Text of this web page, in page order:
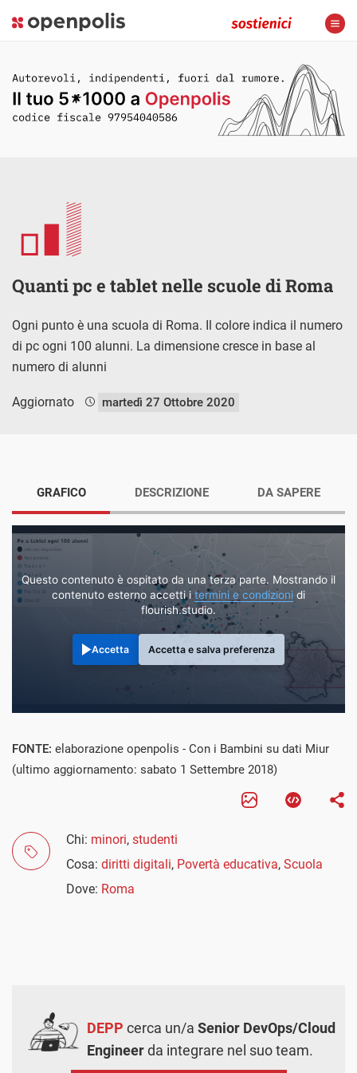
Quanti pc e tablet nelle scuole di Roma
Ogni punto è una scuola di Roma. Il colore indica il numero
di pc ogni 100 alunni. La dimensione cresce in base al
numero di alunni
Aggiornato martedì 27 Ottobre 2020
GRAFICO
Questo contenuto è ospitato da una terza parte. Mostrando il
contenuto esterno accetti itermini e condizioni di
flourish.studio.
Accetta Accetta e salva preferenza
DESCRIZIONE DA SAPERE
FONTE: elaborazione openpolis - Con i Bambini su dati Miur
(ultimo aggiornamento: sabato 1 Settembre 2018)
Chi: minori, studenti
Cosa: diritti digitali, Povertà educativa, Scuola
Dove: Roma
DEPP cerca un/a Senior DevOps/Cloud
Engineerda integrare nel suo team.